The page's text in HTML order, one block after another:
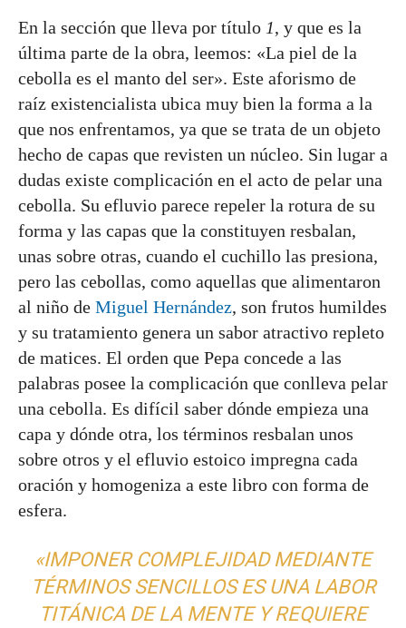
En la sección que lleva por título 1, y que es la
última parte de la obra, leemos: «La piel de la
cebolla es el manto del ser». Este aforismo de
raíz existencialista ubica muy bien la forma a la
que nos enfrentamos, ya que se trata de un objeto
hecho de capas que revisten un núcleo. Sin lugar a
dudas existe complicación en el acto de pelar una
cebolla. Su efluvio parece repeler la rotura de su
forma y las capas que la constituyen resbalan,
unas sobre otras, cuando el cuchillo las presiona,
pero las cebollas, como aquellas que alimentaron
al niño de Miguel Hernández, son frutos humildes
y su tratamiento genera un sabor atractivo repleto
de matices. El orden que Pepa concede a las
palabras posee la complicación que conlleva pelar
una cebolla. Es difícil saber dónde empieza una
capa y dónde otra, los términos resbalan unos
sobre otros y el efluvio estoico impregna cada
oración y homogeniza a este libro con forma de
esfera.
«IMPONER COMPLEJIDAD MEDIANTE
TÉRMINOS SENCILLOS ES UNA LABOR
TITÁNICA DE LA MENTE Y REQUIERE